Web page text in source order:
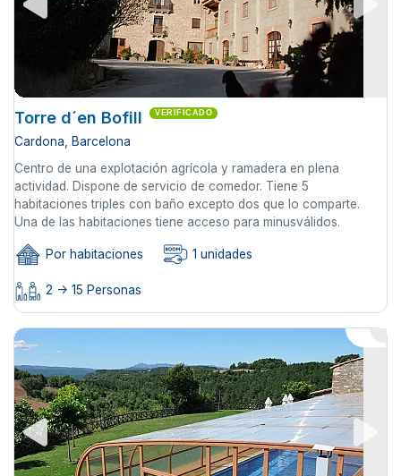
Torre d´en Bofill VERIFICADO
Cardona, Barcelona
Centro de una explotación agrícola y ramadera en plena
actividad. Dispone de servicio de comedor. Tiene 5
habitaciones triples con baño excepto dos que lo comparte.
Una de las habitaciones tiene acceso para minusválidos.
Por habitaciones 1 unidades
2 -> 15 Personas